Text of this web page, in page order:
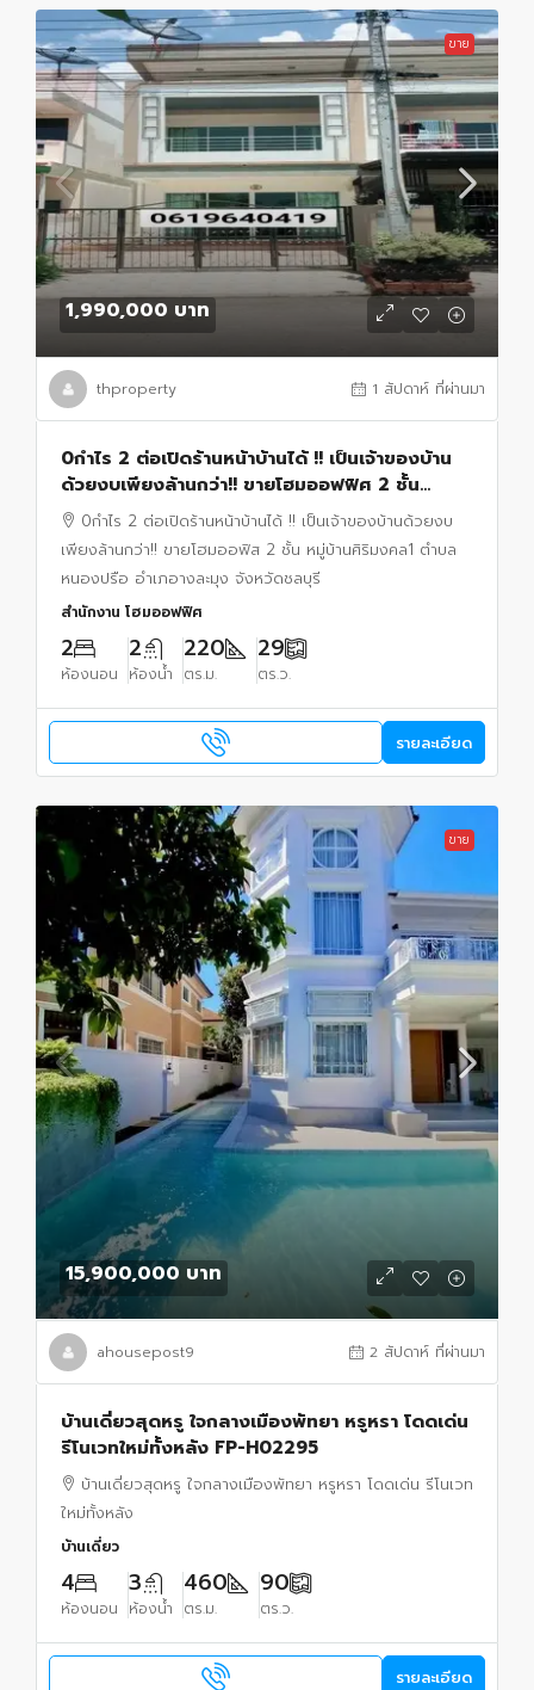
ขาย
1,990,000 บาท
thproperty 1 สัปดาห์ ที่ผ่านมา
0กำไร 2 ต่อเปิดร้านหน้าบ้านได้ !! เป็นเจ้าของบ้าน
ด้วยงบเพียงล้านกว่า!! ขายโฮมออฟฟิศ 2 ชั้น
หมู่บ้านศิริมงคล1
0กำไร 2 ต่อเปิดร้านหน้าบ้านได้ !! เป็นเจ้าของบ้านด้วยงบ
เพียงล้านกว่า!! ขายโฮมออฟิส 2 ชั้น หมู่บ้านศิริมงคล1 ตำบล
หนองปรือ อำเภอางละมุง จังหวัดชลบุรี
สำนักงาน โฮมออฟฟิศ
2
ห้องนอน
2
ห้องน้ำ
220
ตร.ม.
29
ตร.ว.
รายละเอียด
ขาย
15,900,000 บาท
ahousepost9 2 สัปดาห์ ที่ผ่านมา
บ้านเดี่ยวสุดหรู ใจกลางเมืองพัทยา หรูหรา โดดเด่น
รีโนเวทใหม่ทั้งหลัง FP-H02295
บ้านเดี่ยวสุดหรู ใจกลางเมืองพัทยา หรูหรา โดดเด่น รีโนเวท
ใหม่ทั้งหลัง
บ้านเดี่ยว
4
ห้องนอน
3
ห้องน้ำ
460
ตร.ม.
90
ตร.ว.
รายละเอียด